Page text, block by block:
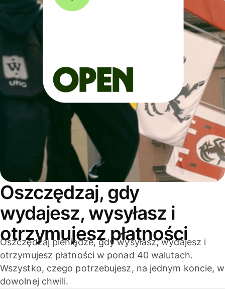
Oszczędzaj, gdy
wydajesz, wysyłasz i
otrzymujesz płatności
Oszczędzaj pieniądze, gdy wysyłasz, wydajesz i
otrzymujesz płatności w ponad 40 walutach.
Wszystko, czego potrzebujesz, na jednym koncie, w
dowolnej chwili.